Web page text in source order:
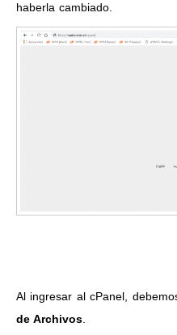
haberla cambiado.
Al ingresar al cPanel,
de Archivos